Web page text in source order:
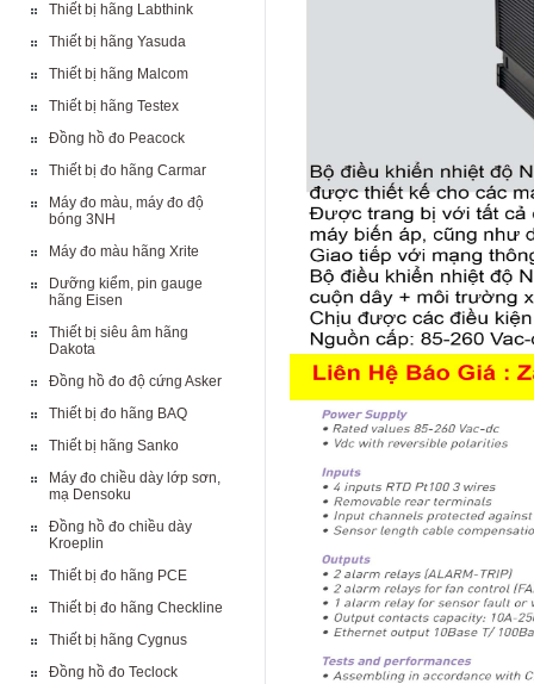
Thiết bị hãng Labthink
Thiết bị hãng Yasuda
Thiết bị hãng Malcom
Thiết bị hãng Testex
Đồng hồ đo Peacock
Thiết bị đo hãng Carmar
Máy đo màu, máy đo độ
bóng 3NH
Máy đo màu hãng Xrite
Dưỡng kiểm, pin gauge
hãng Eisen
Thiết bị siêu âm hãng
Dakota
Đồng hồ đo độ cứng Asker
Thiết bị đo hãng BAQ
Thiết bị hãng Sanko
Máy đo chiều dày lớp sơn,
mạ Densoku
Đồng hồ đo chiều dày
Kroeplin
Thiết bị đo hãng PCE
Thiết bị đo hãng Checkline
Thiết bị hãng Cygnus
Đồng hồ đo Teclock